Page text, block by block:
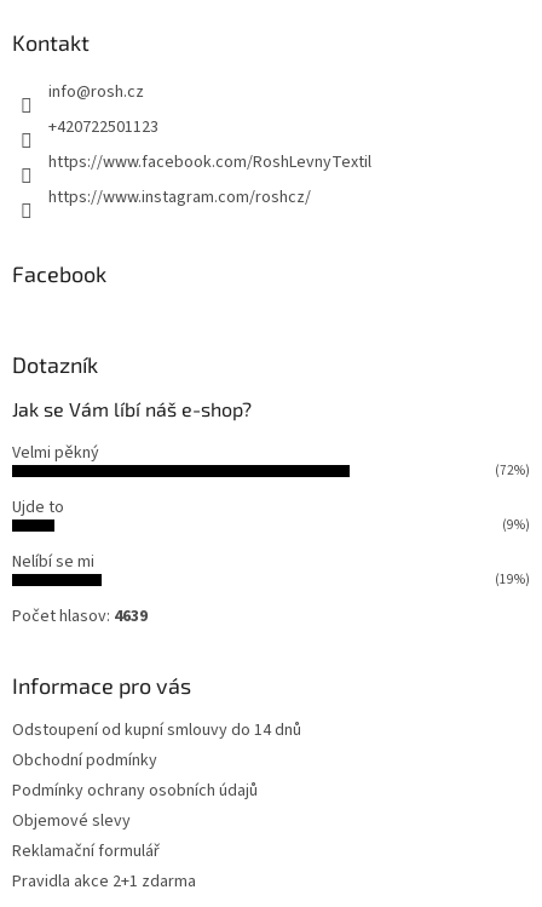
Kontakt
info@rosh.cz
+420722501123
https://www.facebook.com/RoshLevnyTextil
https://www.instagram.com/roshcz/
Facebook
Dotazník
Jak se Vám líbí náš e-shop?
Velmi pěkný
(72%)
Ujde to
(9%)
Nelíbí se mi
(19%)
Počet hlasov: 4639
Informace pro vás
Odstoupení od kupní smlouvy do 14 dnů
Obchodní podmínky
Podmínky ochrany osobních údajů
Objemové slevy
Reklamační formulář
Pravidla akce 2+1 zdarma